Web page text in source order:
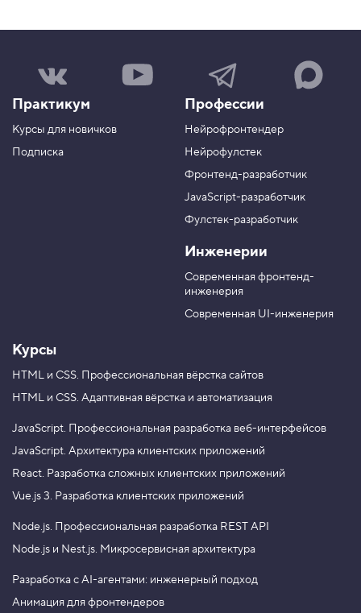
а
а
р
у
Н
а
а
к
н
а
в
e
e
r
a
m
Н
а
ш
в
A
Практикум
Курсы для новичков
Подписка
Профессии
Нейрофронтендер
Нейрофулстек
Фронтенд-разработчик
JavaScript-разработчик
Фулстек-разработчик
Инженерии
Современная фронтенд-
инженерия
Современная UI-инженерия
Курсы
HTML и CSS. Профессиональная вёрстка сайтов
HTML и CSS. Адаптивная вёрстка и автоматизация
JavaScript. Профессиональная разработка веб-интерфейсов
JavaScript. Архитектура клиентских приложений
React. Разработка сложных клиентских приложений
Vue.js 3. Разработка клиентских приложений
Node.js. Профессиональная разработка REST API
Node.js и Nest.js. Микросервисная архитектура
Разработка с AI-агентами: инженерный подход
Анимация для фронтендеров